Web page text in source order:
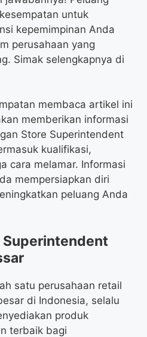
untuk
kepemimpinan Anda
perusahaan yang
Simak selengkapnya di
membaca artikel ini
memberikan informasi
Store Superintendent
kualifikasi,
cara melamar. Informasi
mempersiapkan diri
peluang Anda
Superintendent
satu perusahaan retail
di Indonesia, selalu
produk
terbaik bagi